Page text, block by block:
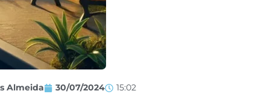
Almeida 30/07/2024 15:02